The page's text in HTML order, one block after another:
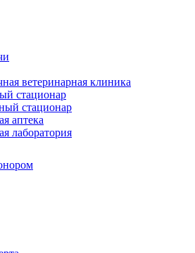
ветеринарная клиника
стационар
стационар
аптека
лаборатория